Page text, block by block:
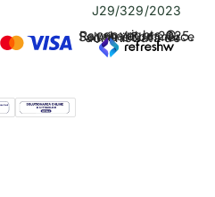
J29/329/2023
copyrights © Rayahalal.ro 2025. Soluție eCommerce administrată de